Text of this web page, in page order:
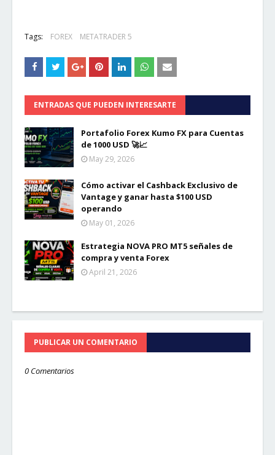
Tags: FOREX METATRADER 5
ENTRADAS QUE PUEDEN INTERESARTE
Portafolio Forex Kumo FX para Cuentas
de 1000 USD 🚀📈
May 29, 2026
Cómo activar el Cashback Exclusivo de
Vantage y ganar hasta $100 USD
operando
May 01, 2026
Estrategia NOVA PRO MT5 señales de
compra y venta Forex
April 21, 2026
PUBLICAR UN COMENTARIO
0 Comentarios